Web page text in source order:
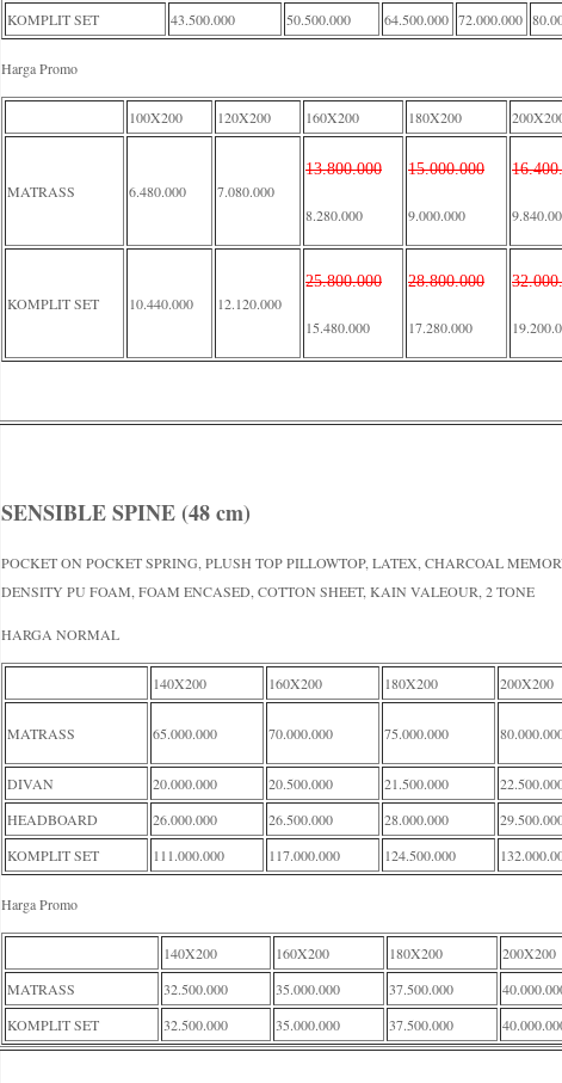
KOMPLIT SET
43.500.000 50.500.000 64.500.000 72.000.000
Harga Promo
100X200 120X200 160X200 180X200
MATRASS 6.480.000 7.080.000
13.800.000
8.280.000
15.000.000
9.000.000
KOMPLIT SET 10.440.000 12.120.000
25.800.000
15.480.000
28.800.000
17.280.000
SENSIBLE SPINE (48 cm)
POCKET ON POCKET SPRING, PLUSH TOP PILLOWTOP, LATEX, CHARCOAL
DENSITY PU FOAM, FOAM ENCASED, COTTON SHEET, KAIN VALEOUR, 2 TONE
HARGA NORMAL
140X200 160X200 180X200 200X200
MATRASS 65.000.000 70.000.000 75.000.000
DIVAN 20.000.000 20.500.000 21.500.000
HEADBOARD
26.000.000 26.500.000 28.000.000
KOMPLIT SET
111.000.000 117.000.000 124.500.000
Harga Promo
140X200 160X200 180X200
200X200
MATRASS
32.500.000 35.000.000 37.500.000
KOMPLIT SET
32.500.000 35.000.000 37.500.000